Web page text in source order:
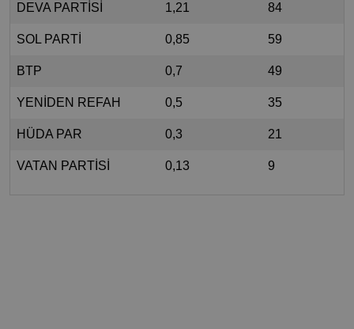
DEVA PARTİSİ 1,21 84
SOL PARTİ 0,85 59
BTP 0,7 49
YENİDEN REFAH 0,5 35
HÜDA PAR 0,3 21
VATAN PARTİSİ 0,13 9